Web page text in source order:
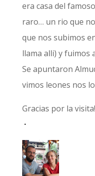
era casa del
raro… un rio que
que nos subimos
llama alli) y fuimos
Se apuntaron
vimos leones nos
Gracias por la visita!